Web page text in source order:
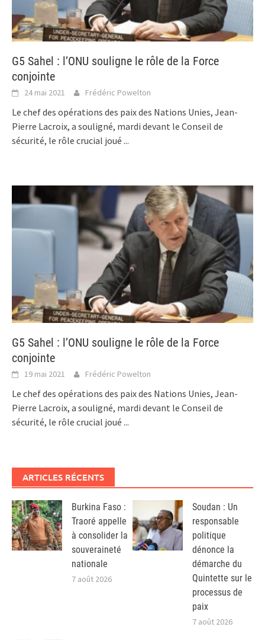
G5 Sahel : l’ONU souligne le rôle de la Force
conjointe
24 mai 2021 Frédéric Powelton
Le chef des opérations des paix des Nations Unies, Jean-
Pierre Lacroix, a souligné, mardi devant le Conseil de
sécurité, le rôle crucial joué ...
G5 Sahel : l’ONU souligne le rôle de la Force
conjointe
19 mai 2021 Frédéric Powelton
Le chef des opérations des paix des Nations Unies, Jean-
Pierre Lacroix, a souligné, mardi devant le Conseil de
sécurité, le rôle crucial joué ...
ARTICLES RÉCENTS
Burkina Faso :
Traoré appelle
à consolider la
souveraineté
nationale
7 août 2026
Soudan : Un
responsable
politique
dénonce la
démarche du
Quintette sur le
processus de
paix
7 août 2026